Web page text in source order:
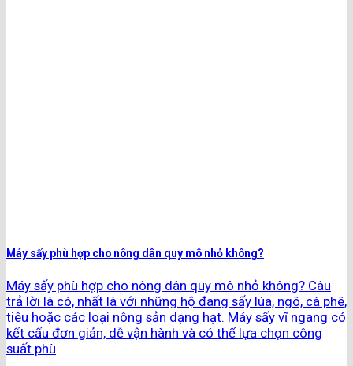
Máy sấy phù hợp cho nông dân quy mô nhỏ không?
Máy sấy phù hợp cho nông dân quy mô nhỏ không? Câu
trả lời là có, nhất là với những hộ đang sấy lúa, ngô, cà phê,
tiêu hoặc các loại nông sản dạng hạt. Máy sấy vĩ ngang có
kết cấu đơn giản, dễ vận hành và có thể lựa chọn công
suất phù